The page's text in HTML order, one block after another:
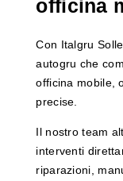
officina
Con Italgru
autogru che
officina mobile,
precise.
Il nostro team
interventi
riparazioni,